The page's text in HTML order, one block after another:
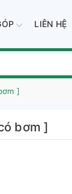
LIÊN HỆ
]
bơm ]